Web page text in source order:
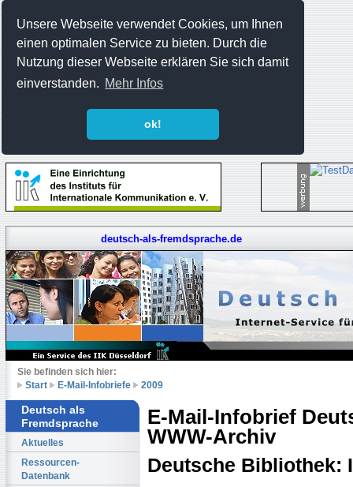
Unsere Webseite verwendet Cookies, um Ihnen
einen optimalen Service zu bieten. Durch die
Nutzung dieser Webseite erklären Sie sich damit
einverstanden. Mehr Infos
ok!
deutsch-als-fremdsprache.de
Sie befinden sich hier:
Start
E-Mail-Infobriefe 2009
Deutsch als
Fremdsprache
Aktuelles
Ressourcen-
Datenbank
E-Mail-Infobrief
WWW-Archiv
Deutsche Bibliothek: